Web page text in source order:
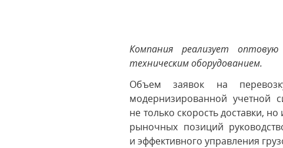
Компания реализует
техническим оборудованием.
Объем заявок на
модернизированной учетной
не только скорость доставки,
рыночных позиций
и эффективного управления